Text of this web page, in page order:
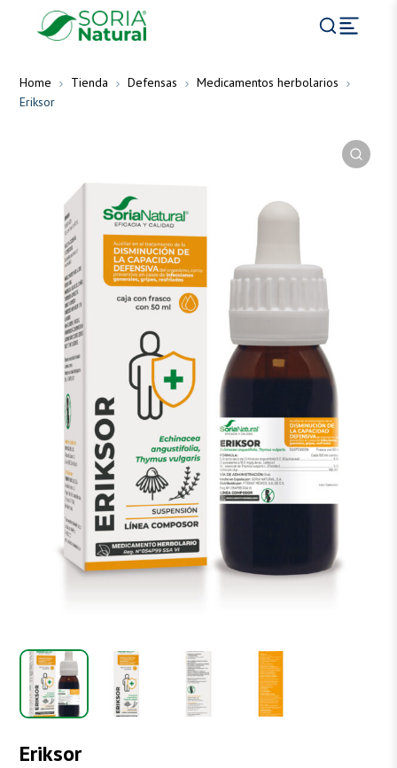
Home Tienda Defensas
Medicamentos herbolarios
Eriksor
Eriksor